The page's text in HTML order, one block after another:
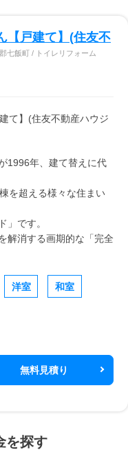
【戸建て】(住友不
七飯町 / トイレリフォーム
1996年、建て替えに代
を超える様々な住まい
」です。
解消する画期的な「完全
洋室 和室
無料見積り
を探す